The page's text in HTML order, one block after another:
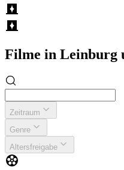
Filme in Leinburg
Zeitraum
Genre
Altersfreigabe